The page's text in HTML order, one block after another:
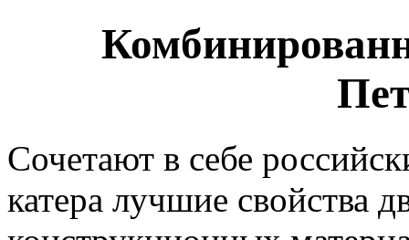
Сочетают в себе
катера лучшие свойства